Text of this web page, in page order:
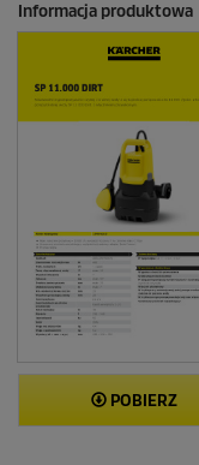
Informacja produktowa
POBIERZ